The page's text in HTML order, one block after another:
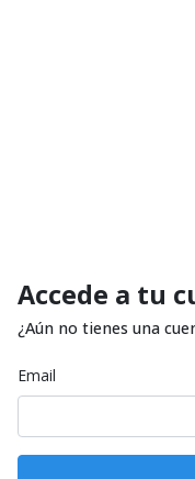
Accede a tu
¿Aún no tienes una
Email